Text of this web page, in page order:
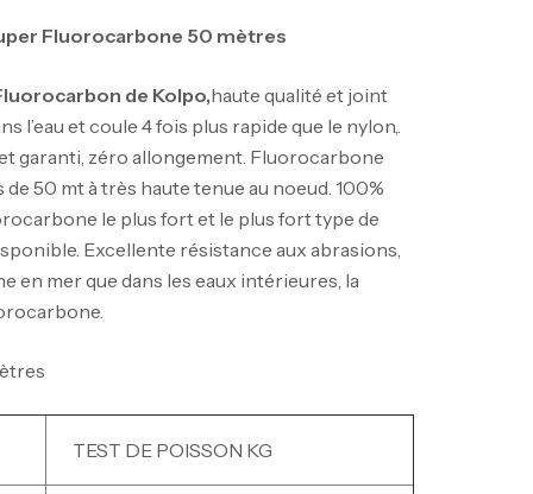
Fluorocarbone 50 mètres
de Kolpo,haute qualité et joint
l’eau et coule 4 fois plus rapide que le nylon,.
garanti, zéro allongement. Fluorocarbone
50 mt à très haute tenue au noeud. 100%
le plus fort et le plus fort type de
Excellente résistance aux abrasions,
en mer que dans les eaux intérieures, la
TEST DE POISSON KG